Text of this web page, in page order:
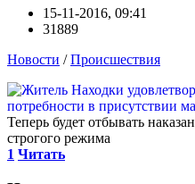
15-11-2016, 09:41
31889
Новости /Происшествия
Теперь будет отбывать
строгого режима
1 Читать